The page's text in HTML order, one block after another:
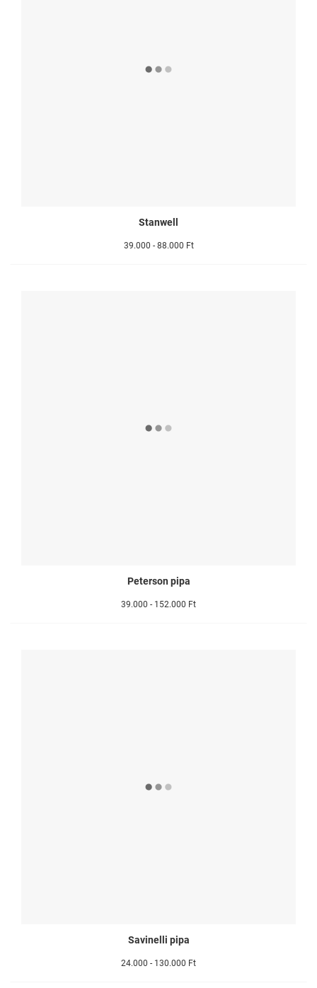
Stanwell
39.000 - 88.000 Ft
Peterson pipa
39.000 - 152.000 Ft
Savinelli pipa
24.000 - 130.000 Ft